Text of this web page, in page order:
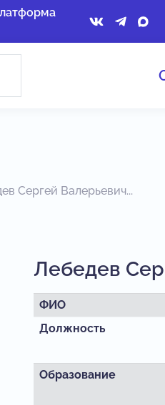
Сергей Валерьевич...
Лебедев
ФИО
Должность
Образование